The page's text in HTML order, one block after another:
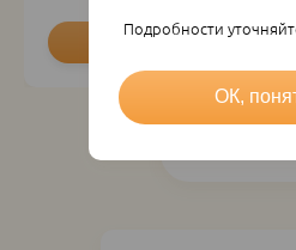
Подробности
ОК,